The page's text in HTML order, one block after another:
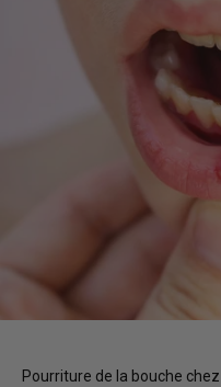
Pourriture de la bouche